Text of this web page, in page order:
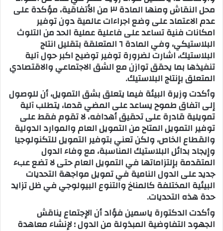
محل النقاش ومنها المادة ٣ من الأتفاقية، مؤكدة على
عدم الاعتماد على وضع اجراءات عالمية دون توفير
امكانات فنية تساعد على فاعلية عملية الحد من التلوث
البلاستيكي، وفي المادة ٦ المتعلقة بتقليل انتاج
البلاستيك، اشارت لضرورة توفير توضيح اكبر حول آلية
تنفيذها بما يحقق توازن مع الشق الاجتماعي والاقتصادي
المتعلق بإنتاج البلاستيك.
وأكدت وزيرة البيئة فيما يتعلق بشق التمويل، أن للوصول
إلى اتفاق طموح يساعد على المضي قدما، يتطلب آلية
تمويلية قادرة على تحقيق أهدافه، لا تقوم فقط على
توفير التمويل المتاح من التمويل العام والموارد الدولية
والقطاع الخاص، ولكن تعني بتوفير التمويل للتكنولوجيا
وإيجاد بدائل البلاستيك المناسبة، مع وفاء الدول
المتقدمة بإلتزاماتها في التمويل العام حتى لا تضع عبء
جديد على الدول النامية في تمويل مواجهة التحديات
البيئية المختلفة كالمناخ والتنوع البيولوجي في ظل تزايد
حدة هذه التحديات.
وأكدت الدكتورة ياسمين فؤاد أن الإجتماع يناقش
الجهود التفاوضية المبذولة من الدول ؛ لإنشاء معاهدة